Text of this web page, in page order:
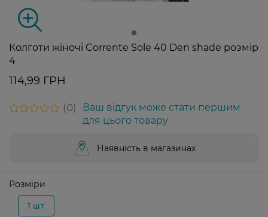
Колготи жіночі Corrente Sole 40 Den shade розмір
4
114,99 ГРН
0
Ваш відгук може стати першим
для цього товару
Наявність в магазинах
Розміри
1 шт